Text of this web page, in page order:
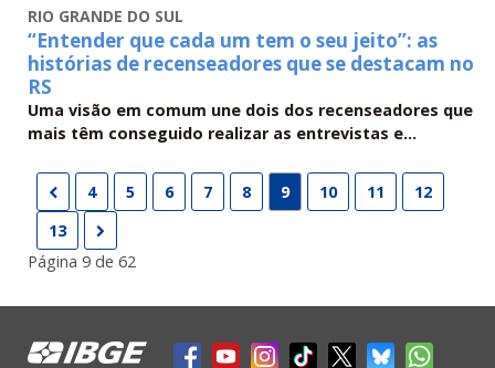
RIO GRANDE DO SUL
“Entender que cada um tem o seu jeito”: as
histórias de recenseadores que se destacam no
RS
Uma visão em comum une dois dos recenseadores que
mais têm conseguido realizar as entrevistas e...
4 5 6 7 8 9 10 11
12
13
Página 9 de 62